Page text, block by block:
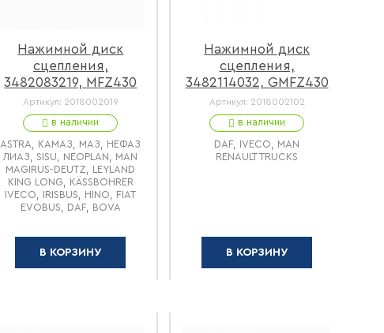
Нажимной диск
сцепления,
3482083219, MFZ430
Артикул: 2018002019
в наличии
ASTRA, КАМАЗ, МАЗ, НЕФАЗ
ЛИАЗ, SISU, NEOPLAN, MAN
MAGIRUS-DEUTZ, LEYLAND
KING LONG, KÄSSBOHRER
IVECO, IRISBUS, HINO, FIAT
EVOBUS, DAF, BOVA
В КОРЗИНУ
Нажимной диск
сцепления,
3482114032, GMFZ430
Артикул: 2018002102
в наличии
DAF, IVECO, MAN
RENAULT TRUCKS
В КОРЗИНУ